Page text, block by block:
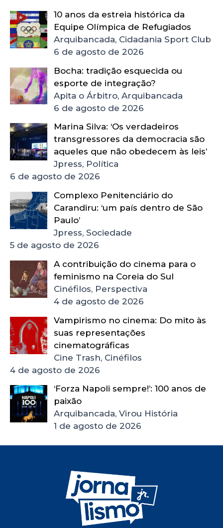
10 anos da estreia histórica da
Equipe Olímpica de Refugiados
Arquibancada, Cidadania Sport Club
6 de agosto de 2026
Bocha: tradição esquecida ou
esporte de integração?
Apita o Árbitro, Arquibancada
6 de agosto de 2026
Marina Silva: ‘Os verdadeiros
transgressores da democracia são
aqueles que não obedecem às leis’
Jpress, Política
6 de agosto de 2026
Complexo Penitenciário do
Carandiru: ‘um país dentro de São
Paulo’
Jpress, Sociedade
5 de agosto de 2026
A contribuição do cinema para o
feminismo na Coreia do Sul
Cinéfilos, Perspectiva
4 de agosto de 2026
Vampirismo no cinema: Do mito às
suas representações
cinematográficas
Cine Trash, Cinéfilos
4 de agosto de 2026
‘Forza Napoli sempre!’: 100 anos de
paixão
Arquibancada, Virou História
1 de agosto de 2026